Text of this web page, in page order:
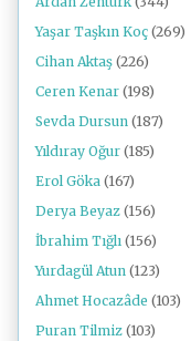
Yaşar Taşkın Koç (269)
Cihan Aktaş (226)
Ceren Kenar (198)
Sevda Dursun (187)
Yıldıray Oğur (185)
Erol Göka (167)
Derya Beyaz (156)
İbrahim Tığlı (156)
Yurdagül Atun (123)
Ahmet Hocazâde (103)
Puran Tilmiz (103)